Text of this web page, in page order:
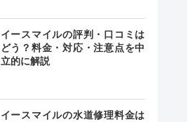
イースマイルの評判・口コミは
どう？料金・対応・注意点を中
立的に解説
イースマイルの水道修理料金は